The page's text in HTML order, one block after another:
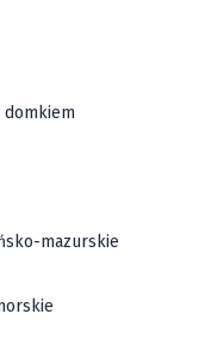
domkiem
mazurskie